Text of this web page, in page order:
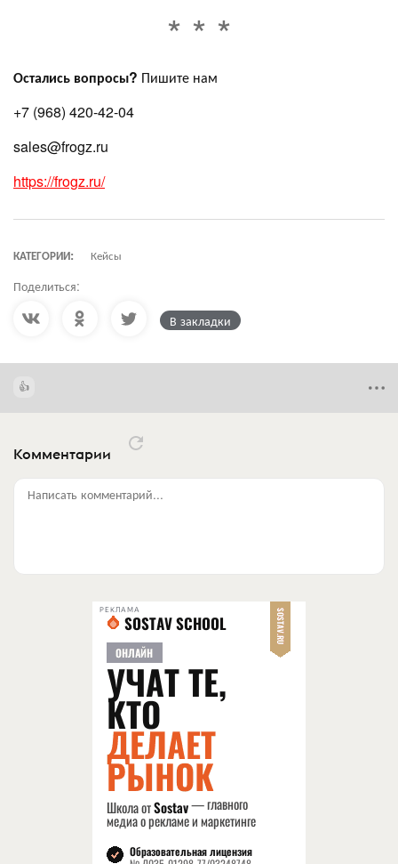
Остались вопросы? Пишите нам
+7 (968) 420-42-04
sales@frogz.ru
https://frogz.ru/
КАТЕГОРИИ: Кейсы
Поделиться:
В закладки
Комментарии
Написать комментарий...
РЕКЛАМА